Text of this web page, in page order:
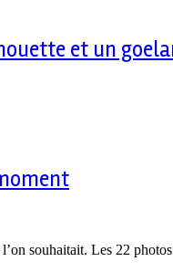
et un
souhaitait. Les 22